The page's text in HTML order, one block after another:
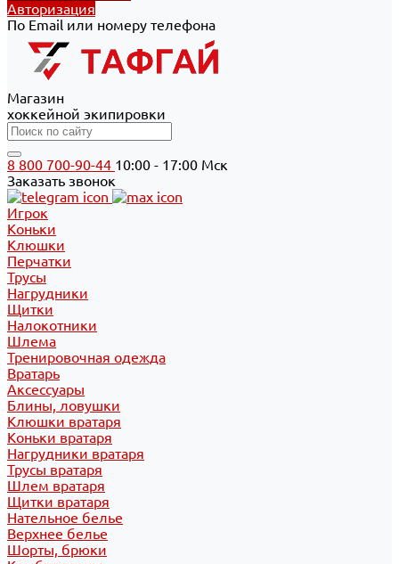
Авторизация
По Email или номеру телефона
Магазин
хоккейной экипировки
8 800 700-90-44 10:00 - 17:00 Мск
Заказать звонок
Игрок
Коньки
Клюшки
Перчатки
Трусы
Нагрудники
Щитки
Налокотники
Шлема
Тренировочная одежда
Вратарь
Аксессуары
Блины, ловушки
Клюшки вратаря
Коньки вратаря
Нагрудники вратаря
Трусы вратаря
Шлем вратаря
Щитки вратаря
Нательное белье
Верхнее белье
Шорты, брюки